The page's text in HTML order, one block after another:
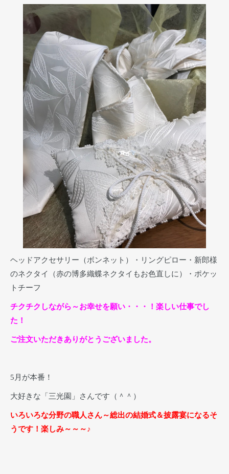
ヘッドアクセサリー（ボンネット）・リングピロー・新郎様
のネクタイ（赤の博多織蝶ネクタイもお色直しに）・ポケッ
トチーフ
チクチクしながら～お幸せを願い・・・！楽しい仕事でし
た！
ご注文いただきありがとうございました。
5月が本番！
大好きな「三光園」さんです（＾＾）
いろいろな分野の職人さん～総出の結婚式＆披露宴になるそ
うです！楽しみ～～～♪